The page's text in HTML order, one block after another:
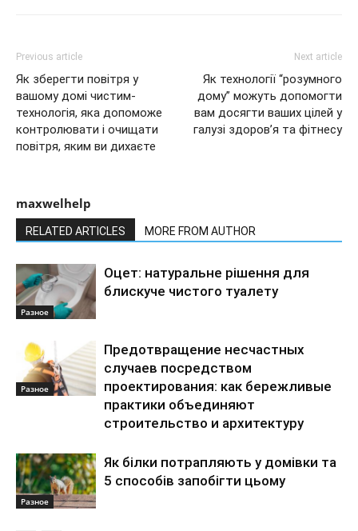
Previous article
Як зберегти повітря у
вашому домі чистим-
технологія, яка допоможе
контролювати і очищати
повітря, яким ви дихаєте
Next article
Як технології “розумного
дому” можуть допомогти
вам досягти ваших цілей у
галузі здоров’я та фітнесу
maxwelhelp
RELATED ARTICLES MORE FROM AUTHOR
Разное
Оцет: натуральне рішення для
блискуче чистого туалету
Разное
Предотвращение несчастных
случаев посредством
проектирования: как бережливые
практики объединяют
строительство и архитектуру
Разное
Як білки потрапляють у домівки та
5 способів запобігти цьому